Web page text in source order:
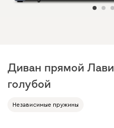
Диван прямой
голубой
Независимые пружины